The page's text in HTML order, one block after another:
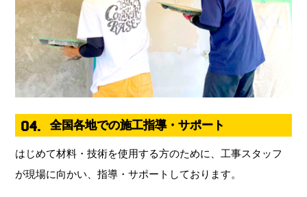
04. 全国各地での施工指導・サポート
はじめて材料・技術を使用する方のために、工事スタッフ
が現場に向かい、指導・サポートしております。